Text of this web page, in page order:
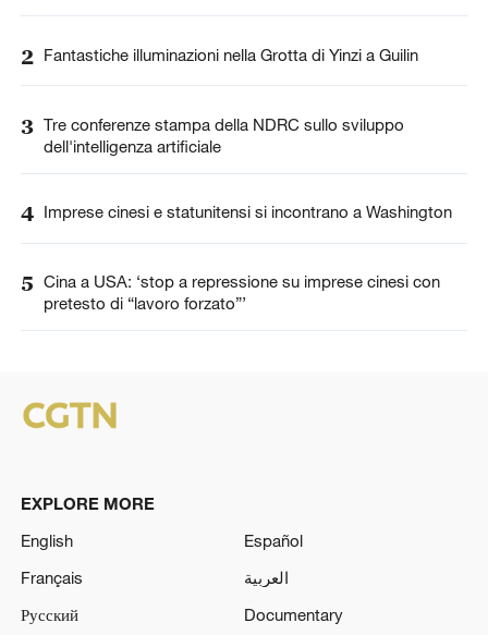
2 Fantastiche illuminazioni nella Grotta di Yinzi a Guilin
3 Tre conferenze stampa della NDRC sullo sviluppo
dell'intelligenza artificiale
4 Imprese cinesi e statunitensi si incontrano a Washington
5 Cina a USA: ‘stop a repressione su imprese cinesi con
pretesto di “lavoro forzato”’
EXPLORE MORE
English
Español
Français
العربية
Русский
Documentary